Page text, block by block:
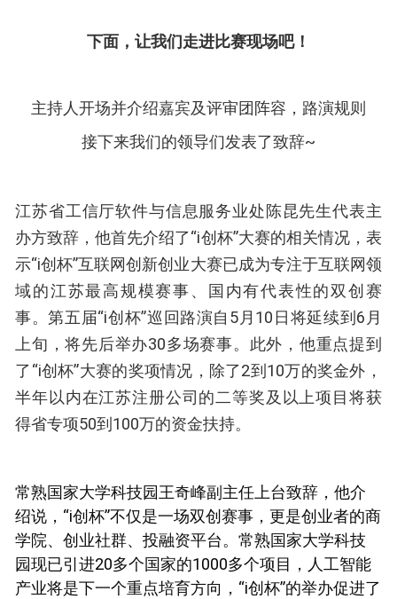
下面，让我们走进比赛现场吧！
主持人开场并介绍嘉宾及评审团阵容，路演规则
接下来我们的领导们发表了致辞~
江苏省工信厅软件与信息服务业处陈昆先生代表主
办方致辞，他首先介绍了“i创杯”大赛的相关情况，表
示“i创杯”互联网创新创业大赛已成为专注于互联网领
域的江苏最高规模赛事、国内有代表性的双创赛
事。第五届“i创杯”巡回路演自5月10日将延续到6月
上旬，将先后举办30多场赛事。此外，他重点提到
了“i创杯”大赛的奖项情况，除了2到10万的奖金外，
半年以内在江苏注册公司的二等奖及以上项目将获
得省专项50到100万的资金扶持。
常熟国家大学科技园王奇峰副主任上台致辞，他介
绍说，“i创杯”不仅是一场双创赛事，更是创业者的商
学院、创业社群、投融资平台。常熟国家大学科技
园现已引进20多个国家的1000多个项目，人工智能
产业将是下一个重点培育方向，“i创杯”的举办促进了